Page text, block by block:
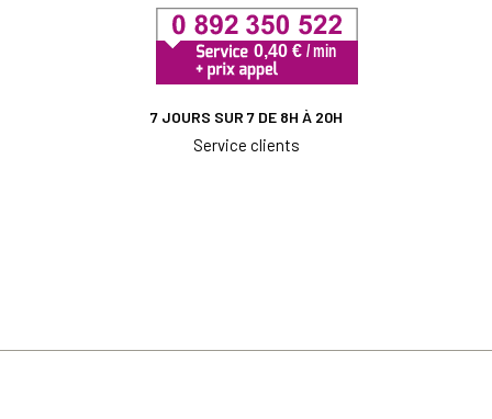
7 JOURS SUR 7 DE 8H À 20H
Service clients